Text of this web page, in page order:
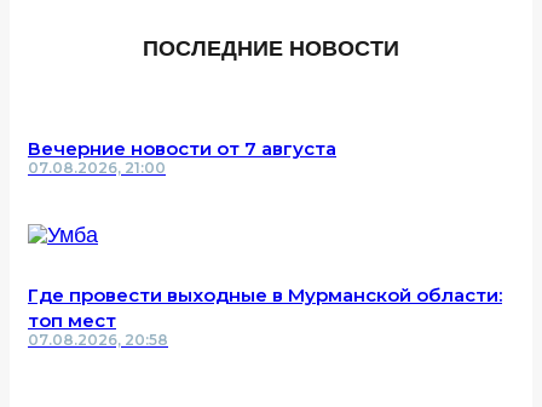
ПОСЛЕДНИЕ НОВОСТИ
Вечерние новости от 7 августа
07.08.2026, 21:00
Где провести выходные в Мурманской области:
топ мест
07.08.2026, 20:58